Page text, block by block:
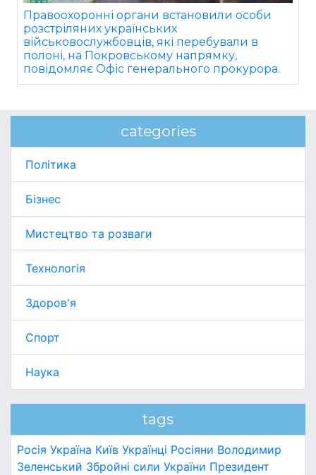
Правоохоронні органи встановили особи
розстріляних українських
військовослужбовців, які перебували в
полоні, на Покровському напрямку,
повідомляє Офіс генерального прокурора.
categories
Політика
Бізнес
Мистецтво та розваги
Технологія
Здоров'я
Спорт
Наука
tags
Росія Україна Київ Українці Росіяни Володимир
Зеленський Збройні сили України Президент